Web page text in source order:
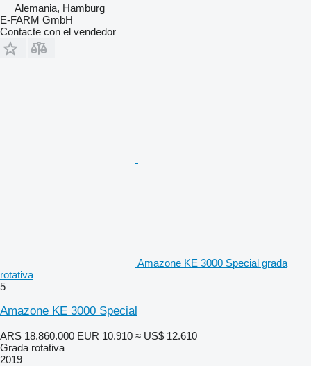
Alemania, Hamburg
E-FARM GmbH
Contacte con el vendedor
Amazone KE 3000 Special grada
rotativa
5
Amazone KE 3000 Special
ARS 18.860.000 EUR 10.910 ≈ US$ 12.610
Grada rotativa
2019